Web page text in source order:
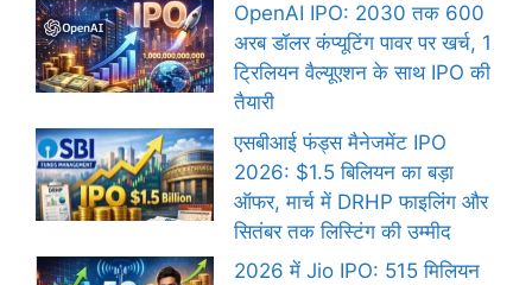
OpenAI IPO: 2030 तक 600
अरब डॉलर कंप्यूटिंग पावर पर खर्च, 1
ट्रिलियन वैल्यूएशन के साथ IPO की
तैयारी
एसबीआई फंड्स मैनेजमेंट IPO
2026: $1.5 बिलियन का बड़ा
ऑफर, मार्च में DRHP फाइलिंग और
सितंबर तक लिस्टिंग की उम्मीद
2026 में Jio IPO: 515 मिलियन